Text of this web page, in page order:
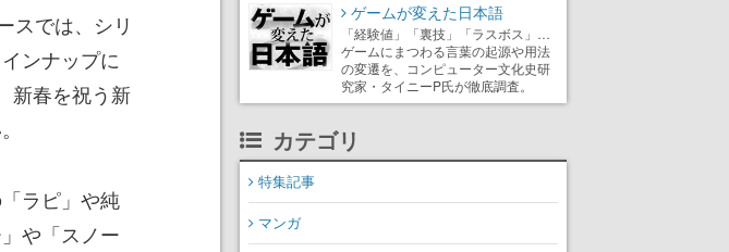
スでは、シリ
ンナップに
新春を祝う新
ラピ」や純
や「スノー
ゲームが変えた日本語
「経験値」「裏技」「ラスボス」…
ゲームにまつわる言葉の起源や用法
の変遷を、コンピューター文化史研
究家・タイニーP氏が徹底調査。
カテゴリ
特集記事
マンガ